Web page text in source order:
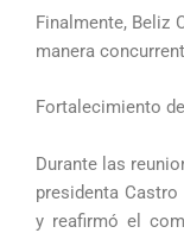
Finalmente, Beliz
manera
Fortalecimiento
Durante las
presidenta
y reafirmó el